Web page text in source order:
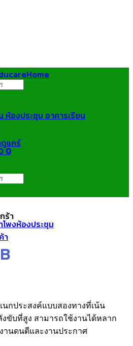
0
ร้า
า
Home
ห้องประชุม อาคารเรียน
ดูแคร์
โพงห้องประชุม
นกประสงค์แบบสองทางที่เน้น
ขับที่สูง สามารถใช้งานได้หลาก
านดนตีและงานประกาศ